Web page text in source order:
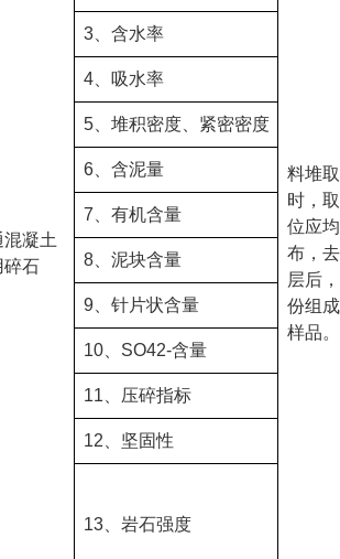
混凝土
碎石
料堆
时，
位应
布，
层后
份组
样品。
3、含水率
4、吸水率
5、堆积密度、紧密密度
6、含泥量
7、有机含量
8、泥块含量
9、针片状含量
10、SO42-含量
11、压碎指标
12、坚固性
13、岩石强度